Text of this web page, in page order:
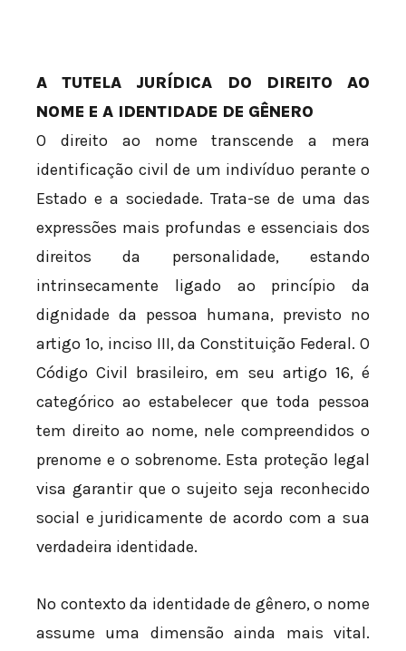
A TUTELA JURÍDICA DO DIREITO AO
NOME E A IDENTIDADE DE GÊNERO
O direito ao nome transcende a mera
identificação civil de um indivíduo perante o
Estado e a sociedade. Trata-se de uma das
expressões mais profundas e essenciais dos
direitos da personalidade, estando
intrinsecamente ligado ao princípio da
dignidade da pessoa humana, previsto no
artigo 1º, inciso III, da Constituição Federal. O
Código Civil brasileiro, em seu artigo 16, é
categórico ao estabelecer que toda pessoa
tem direito ao nome, nele compreendidos o
prenome e o sobrenome. Esta proteção legal
visa garantir que o sujeito seja reconhecido
social e juridicamente de acordo com a sua
verdadeira identidade.
No contexto da identidade de gênero, o nome
assume uma dimensão ainda mais vital.